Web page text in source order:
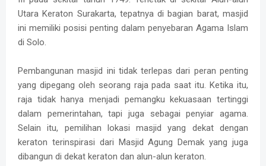
Utara Keraton Surakarta, tepatnya di bagian barat, masjid
ini memiliki posisi penting dalam penyebaran Agama Islam
di Solo.
Pembangunan masjid ini tidak terlepas dari peran penting
yang dipegang oleh seorang raja pada saat itu. Ketika itu,
raja tidak hanya menjadi pemangku kekuasaan tertinggi
dalam pemerintahan, tapi juga sebagai penyiar agama.
Selain itu, pemilihan lokasi masjid yang dekat dengan
keraton terinspirasi dari Masjid Agung Demak yang juga
dibangun di dekat keraton dan alun-alun keraton.